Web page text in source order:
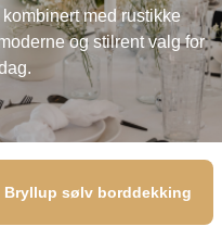
med rustikke
og stilrent valg for
Bryllup sølv borddekking